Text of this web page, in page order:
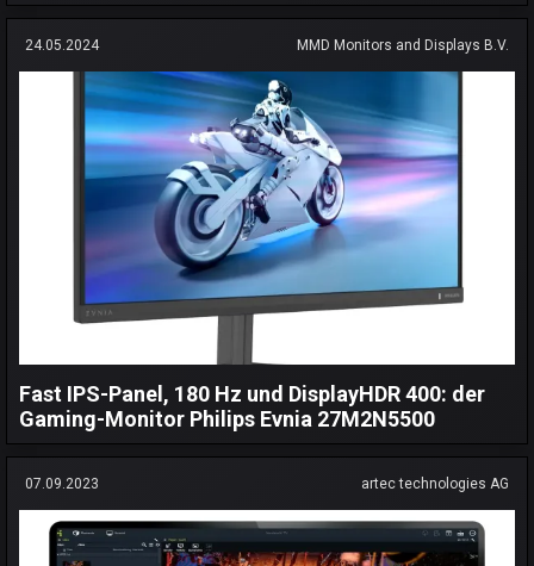
24.05.2024 MMD Monitors and Displays B.V.
Fast IPS-Panel, 180 Hz und DisplayHDR 400: der
Gaming-Monitor Philips Evnia 27M2N5500
07.09.2023 artec technologies AG